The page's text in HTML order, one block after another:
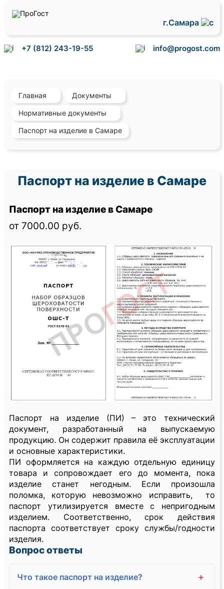
г.Самара
+7 (812) 243-19-55 info@progost.com
Главная Документы
Нормативные документы
Паспорт на изделие в Самаре
Паспорт на изделие в Самаре
Паспорт на изделие в Самаре
от 7000.00 руб.
Паспорт на изделие (ПИ) – это технический
документ, разработанный на выпускаемую
продукцию. Он содержит правила её эксплуатации
и основные характеристики.
ПИ оформляется на каждую отдельную единицу
товара и сопровождает его до момента, пока
изделие станет негодным. Если произошла
поломка, которую невозможно исправить, то
паспорт утилизируется вместе с непригодным
изделием. Соответственно, срок действия
паспорта соответствует сроку службы/годности
изделия.
Вопрос ответы
Что такое паспорт на изделие? +